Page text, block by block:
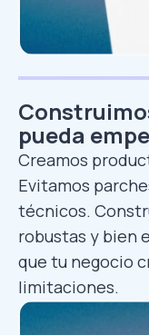
pueda
Creamos
Evitamos
técnicos.
robustas y bien
que tu negocio
limitaciones.